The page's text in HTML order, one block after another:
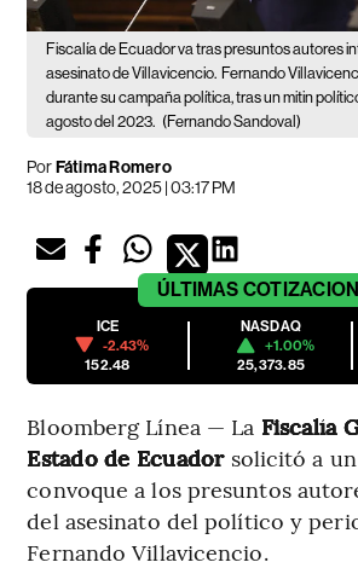
Fiscalía de Ecuador va tras presuntos autores
asesinato de Villavicencio. Fernando
durante su campaña política,​ tras un mitin
agosto del 2023. (Fernando Sandoval)
PorFátima Romero
18 de agosto, 2025 | 03:17 PM
ÚLTIMAS
ICE
-2.43%
152.48
NASDAQ
+1.00%
25,373.85
Bloomberg Línea — La Fiscalía
Estado de Ecuadorsolicitó a un
convoque a los presuntos
del asesinato del político y
Fernando Villavicencio.